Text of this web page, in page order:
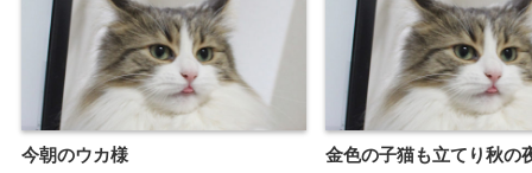
今朝のウカ様 金色の子猫も立てり秋の